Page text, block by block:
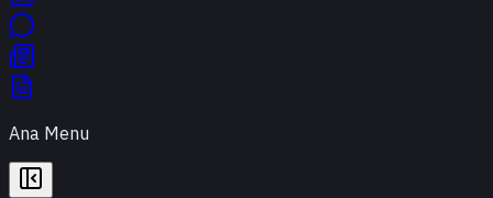
Ana Menu